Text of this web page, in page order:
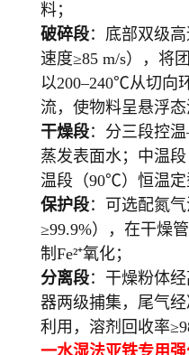
料；
破碎段：底部双级
速度≥85 m/s），将
以200–240℃从切向
流，使物料呈悬浮态
干燥段：分三段控
蒸发表面水；中温
温段（90℃）恒温定
保护段：可选配氮
≥99.9%），在干燥
制Fe²⁺氧化；
分离段：干燥粉体
器两级捕集，尾气
利用，溶剂回收率
一水湿法亚铁专用